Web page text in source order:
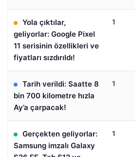
Yola çıktılar,
geliyorlar: Google Pixel
11 serisinin özellikleri ve
fiyatları sızdırıldı!
1
Tarih verildi: Saatte 8
bin 700 kilometre hızla
Ay’a çarpacak!
1
Gerçekten geliyorlar:
Samsung imzalı Galaxy
1